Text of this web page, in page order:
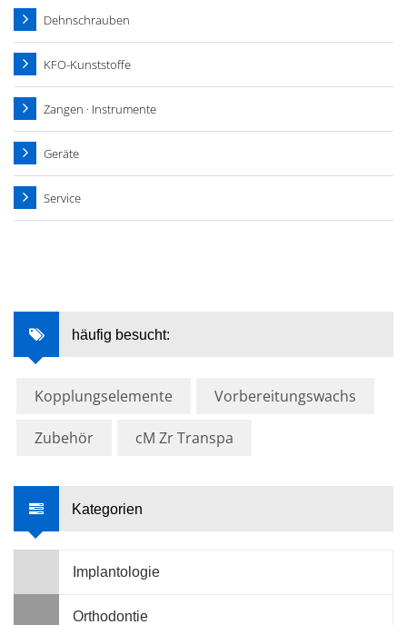
Dehnschrauben
KFO-Kunststoffe
Zangen · Instrumente
Geräte
Service
häufig besucht:
Kopplungselemente Vorbereitungswachs
Zubehör cM Zr Transpa
Kategorien
Implantologie
Orthodontie